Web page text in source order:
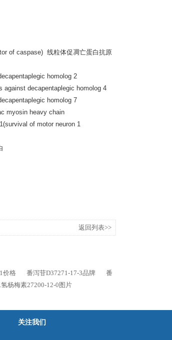
of caspase) 线粒体促凋亡蛋白抗原
homolog 2
decapentaplegic homolog 4
homolog 7
myosin heavy chain
of motor neuron 1
返回列表>>
价格 番泻苷D37271-17-3品牌
番
杨梅素27200-12-0图片
关注我们